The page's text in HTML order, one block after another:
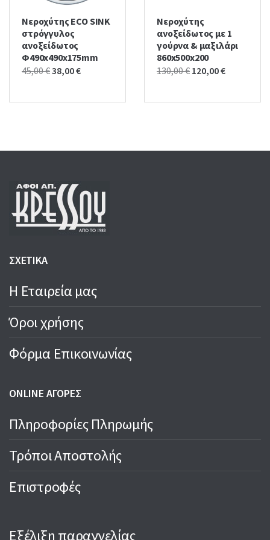
Νεροχύτης ECO SINK
στρόγγυλος
ανοξείδωτος
Φ490x490x175mm
45,00€Original
was:
38,00€Current
is:
Νεροχύτης
ανοξείδωτος με 1
γούρνα & μαξιλάρι
860x500x200
130,00€ Original
was:
120,00€Current
is:
ΣΧΕΤΙΚΑ
Η Εταιρεία μας
Όροι χρήσης
Φόρμα Επικοινωνίας
ONLINE ΑΓΟΡΕΣ
Πληροφορίες Πληρωμής
Τρόποι Αποστολής
Επιστροφές
Εξέλιξη παραγγελίας